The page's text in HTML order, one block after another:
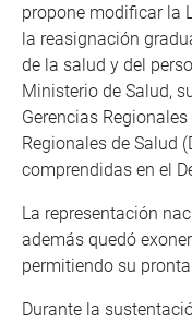
propone modificar la
la reasignación
de la salud y del
Ministerio de Salud,
Gerencias
Regionales de Salud
comprendidas en el
La representación
además quedó
permitiendo su
Durante la